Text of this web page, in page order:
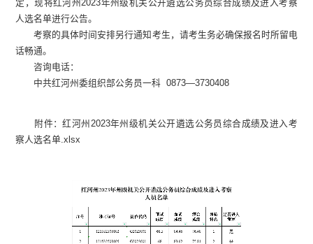
定，现将红河州2023年州级机关公开遴选公务员综合成绩及进入考察
人选名单进行公告。
考察的具体时间安排另行通知考生，请考生务必确保报名时所留电
话畅通。
咨询电话：
中共红河州委组织部公务员一科 0873—3730408
附件：红河州2023年州级机关公开遴选公务员综合成绩及进入考
察人选名单.xlsx